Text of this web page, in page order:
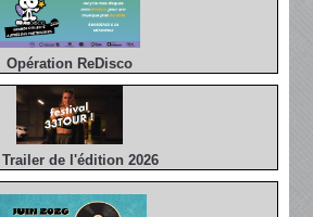
Opération ReDisco
Trailer de l'édition 2026